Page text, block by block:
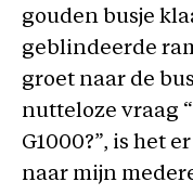
gouden busje
geblindeerde
groet naar de
nutteloze vraag
G1000?”, is het
naar mijn